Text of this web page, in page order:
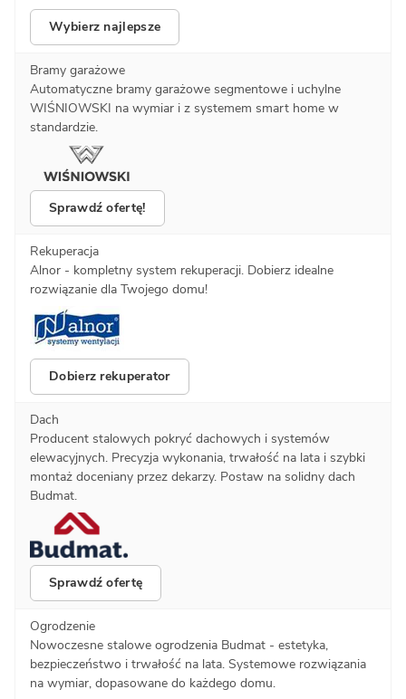
Wybierz najlepsze
Bramy garażowe
Automatyczne bramy garażowe segmentowe i uchylne
WIŚNIOWSKI na wymiar i z systemem smart home w
standardzie.
Sprawdź ofertę!
Rekuperacja
Alnor - kompletny system rekuperacji. Dobierz idealne
rozwiązanie dla Twojego domu!
Dobierz rekuperator
Dach
Producent stalowych pokryć dachowych i systemów
elewacyjnych. Precyzja wykonania, trwałość na lata i szybki
montaż doceniany przez dekarzy. Postaw na solidny dach
Budmat.
Sprawdź ofertę
Ogrodzenie
Nowoczesne stalowe ogrodzenia Budmat - estetyka,
bezpieczeństwo i trwałość na lata. Systemowe rozwiązania
na wymiar, dopasowane do każdego domu.